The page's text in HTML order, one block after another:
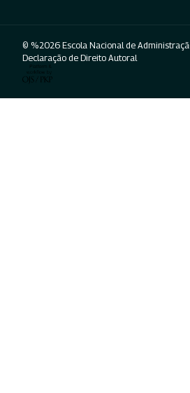
© %2026 Escola Nacional de
Declaração de Direito Autoral